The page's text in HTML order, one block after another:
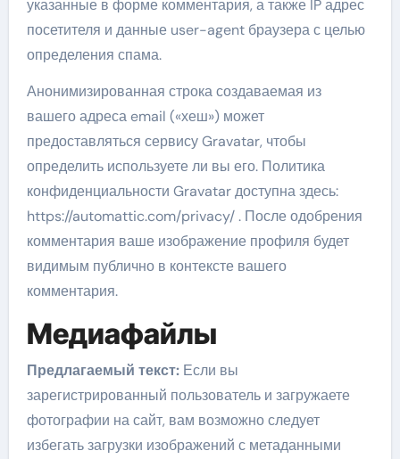
указанные в форме комментария, а также IP адрес
посетителя и данные user-agent браузера с целью
определения спама.
Анонимизированная строка создаваемая из
вашего адреса email («хеш») может
предоставляться сервису Gravatar, чтобы
определить используете ли вы его. Политика
конфиденциальности Gravatar доступна здесь:
https://automattic.com/privacy/ . После одобрения
комментария ваше изображение профиля будет
видимым публично в контексте вашего
комментария.
Медиафайлы
Предлагаемый текст: Если вы
зарегистрированный пользователь и загружаете
фотографии на сайт, вам возможно следует
избегать загрузки изображений с метаданными